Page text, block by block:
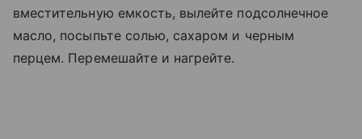
вместительную емкость, вылейте подсолнечное
масло, посыпьте солью, сахаром и черным
перцем. Перемешайте и нагрейте.